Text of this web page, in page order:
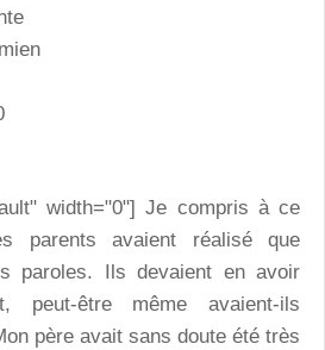
width="0"] Je compris à ce
parents avaient réalisé que
paroles. Ils devaient en avoir
peut-être même avaient-ils
père avait sans doute été très